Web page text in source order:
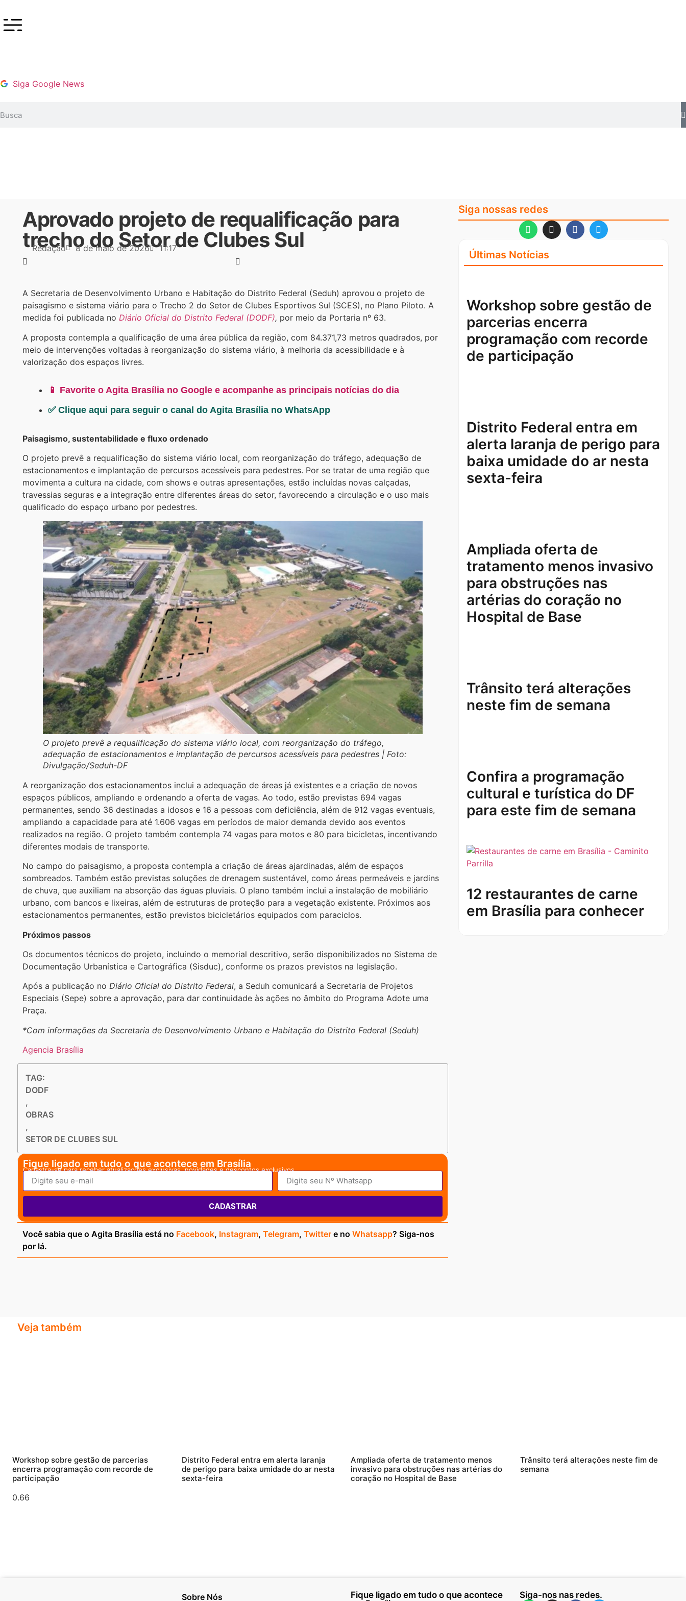
Siga Google News
Aprovado projeto de requalificação para
trecho do Setor de Clubes Sul
Redação 8 de maio de 2026 11:17
A Secretaria de Desenvolvimento Urbano e Habitação do Distrito Federal (Seduh) aprovou o projeto de
paisagismo e sistema viário para o Trecho 2 do Setor de Clubes Esportivos Sul (SCES), no Plano Piloto. A
medida foi publicada no Diário Oficial do Distrito Federal (DODF), por meio da Portaria nº 63.
A proposta contempla a qualificação de uma área pública da região, com 84.371,73 metros quadrados, por
meio de intervenções voltadas à reorganização do sistema viário, à melhoria da acessibilidade e à
valorização dos espaços livres.
📱 Favorite o Agita Brasília no Google e acompanhe as principais notícias do dia
✅ Clique aqui para seguir o canal do Agita Brasília no WhatsApp
Paisagismo, sustentabilidade e fluxo ordenado
O projeto prevê a requalificação do sistema viário local, com reorganização do tráfego, adequação de
estacionamentos e implantação de percursos acessíveis para pedestres. Por se tratar de uma região que
movimenta a cultura na cidade, com shows e outras apresentações, estão incluídas novas calçadas,
travessias seguras e a integração entre diferentes áreas do setor, favorecendo a circulação e o uso mais
qualificado do espaço urbano por pedestres.
O projeto prevê a requalificação do sistema viário local, com reorganização do tráfego,
adequação de estacionamentos e implantação de percursos acessíveis para pedestres | Foto:
Divulgação/Seduh-DF
A reorganização dos estacionamentos inclui a adequação de áreas já existentes e a criação de novos
espaços públicos, ampliando e ordenando a oferta de vagas. Ao todo, estão previstas 694 vagas
permanentes, sendo 36 destinadas a idosos e 16 a pessoas com deficiência, além de 912 vagas eventuais,
ampliando a capacidade para até 1.606 vagas em períodos de maior demanda devido aos eventos
realizados na região. O projeto também contempla 74 vagas para motos e 80 para bicicletas, incentivando
diferentes modais de transporte.
No campo do paisagismo, a proposta contempla a criação de áreas ajardinadas, além de espaços
sombreados. Também estão previstas soluções de drenagem sustentável, como áreas permeáveis e jardins
de chuva, que auxiliam na absorção das águas pluviais. O plano também inclui a instalação de mobiliário
urbano, com bancos e lixeiras, além de estruturas de proteção para a vegetação existente. Próximos aos
estacionamentos permanentes, estão previstos bicicletários equipados com paraciclos.
Próximos passos
Os documentos técnicos do projeto, incluindo o memorial descritivo, serão disponibilizados no Sistema de
Documentação Urbanística e Cartográfica (Sisduc), conforme os prazos previstos na legislação.
Após a publicação no Diário Oficial do Distrito Federal, a Seduh comunicará a Secretaria de Projetos
Especiais (Sepe) sobre a aprovação, para dar continuidade às ações no âmbito do Programa Adote uma
Praça.
*Com informações da Secretaria de Desenvolvimento Urbano e Habitação do Distrito Federal (Seduh)
Agencia Brasília
TAG:
DODF
,
OBRAS
,
SETOR DE CLUBES SUL
Fique ligado em tudo o que acontece em Brasília
Cadastra-se para receber atualizações exclusivas, novidades e descontos exclusivos.
CADASTRAR
Você sabia que o Agita Brasília está no Facebook, Instagram, Telegram, Twitter e no Whatsapp? Siga-nos
por lá.
Siga nossas redes
Últimas Notícias
Workshop sobre gestão de
parcerias encerra
programação com recorde
de participação
Distrito Federal entra em
alerta laranja de perigo para
baixa umidade do ar nesta
sexta-feira
Ampliada oferta de
tratamento menos invasivo
para obstruções nas
artérias do coração no
Hospital de Base
Trânsito terá alterações
neste fim de semana
Confira a programação
cultural e turística do DF
para este fim de semana
12 restaurantes de carne
em Brasília para conhecer
Veja também
Workshop sobre gestão de parcerias
encerra programação com recorde de
participação
Distrito Federal entra em alerta laranja
de perigo para baixa umidade do ar nesta
sexta-feira
Ampliada oferta de tratamento menos
invasivo para obstruções nas artérias do
coração no Hospital de Base
Trânsito terá alterações neste fim de
semana
Sobre Nós
Fique ligado em tudo o que acontece
Siga-nos nas redes.